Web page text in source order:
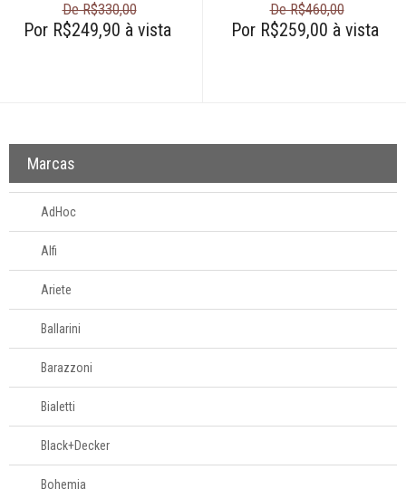
Pesquisar Lista
61
996588122
De R$330,00
Por R$249,90 à vista
De R$460,00
Por R$259,00 à vista
Marcas
AdHoc
Alfi
Ariete
Ballarini
Barazzoni
Bialetti
Black+Decker
Bohemia